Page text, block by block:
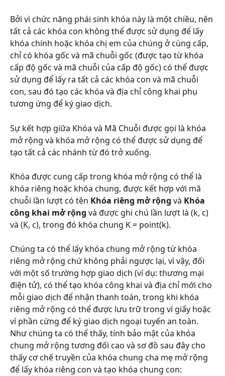
Bởi vì chức năng phái sinh khóa này là một chiều, nên
tất cả các khóa con không thể được sử dụng để lấy
khóa chính hoặc khóa chị em của chúng ở cùng cấp,
chỉ có khóa gốc và mã chuỗi gốc (được tạo từ khóa
cấp độ gốc và mã chuỗi của cấp độ gốc) có thể được
sử dụng để lấy ra tất cả các khóa con và mã chuỗi
con, sau đó tạo các khóa và địa chỉ công khai phụ
tương ứng để ký giao dịch.
Sự kết hợp giữa Khóa và Mã Chuỗi được gọi là khóa
mở rộng và khóa mở rộng có thể được sử dụng để
tạo tất cả các nhánh từ đó trở xuống.
Khóa được cung cấp trong khóa mở rộng có thể là
khóa riêng hoặc khóa chung, được kết hợp với mã
chuỗi lần lượt có tên Khóa riêng mở rộng và Khóa
công khai mở rộng và được ghi chú lần lượt là (k, c)
và (K, c), trong đó khóa chung K = point(k).
Chúng ta có thể lấy khóa chung mở rộng từ khóa
riêng mở rộng chứ không phải ngược lại, vì vậy, đối
với một số trường hợp giao dịch (ví dụ: thương mại
điện tử), có thể tạo khóa công khai và địa chỉ mới cho
mỗi giao dịch để nhận thanh toán, trong khi khóa
riêng mở rộng có thể được lưu trữ trong ví giấy hoặc
ví phần cứng để ký giao dịch ngoại tuyến an toàn.
Như chúng ta có thể thấy, tính bảo mật của khóa
chung mở rộng tương đối cao và sơ đồ sau đây cho
thấy cơ chế truyền của khóa chung cha mẹ mở rộng
để lấy khóa riêng con và tạo khóa chung con: